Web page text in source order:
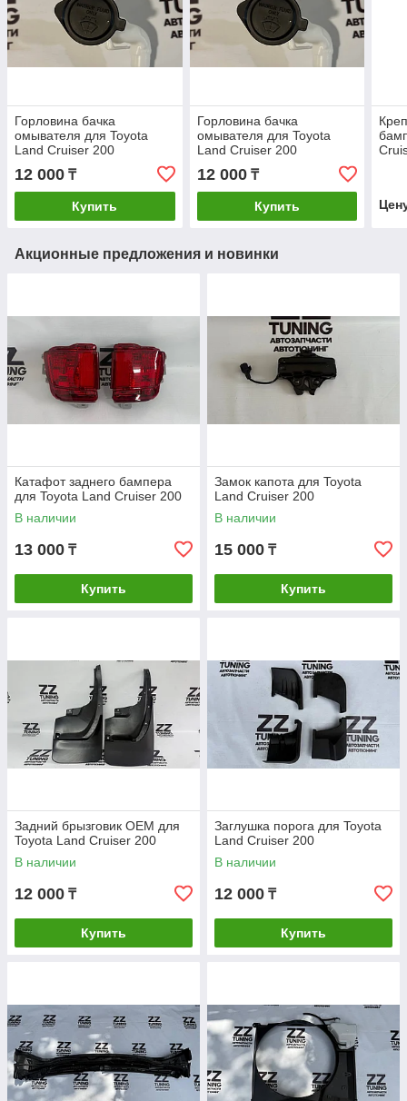
Горловина бачка
омывателя для Toyota
Land Cruiser 200
12 000 ₸
Купить
Горловина бачка
омывателя для Toyota
Land Cruiser 200
12 000₸
Купить
Акционные предложения и новинки
Катафот заднего бампера
для Toyota Land Cruiser 200
В наличии
13 000 ₸
Купить
Замок капота для Toyota
Land Cruiser 200
В наличии
15 000 ₸
Купить
Задний брызговик OEM для
Toyota Land Cruiser 200
В наличии
12 000 ₸
Купить
Заглушка порога для Toyota
Land Cruiser 200
В наличии
12 000 ₸
Купить